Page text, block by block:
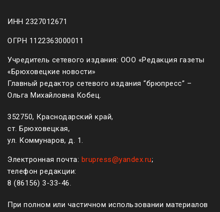
ИНН 2327012671
ОГРН 1122363000011
Учредитель сетевого издания: ООО «Редакция газеты
«Брюховецкие новости»
Главный редактор сетевого издания “брюпресс” –
Ольга Михайловна Кобец.
352750, Краснодарский край,
ст. Брюховецкая,
ул. Коммунаров, д. 1.
Электронная почта: brupress@yandex.ru;
телефон редакции:
8 (861 56) 3-33-46.
При полном или частичном использовании материалов